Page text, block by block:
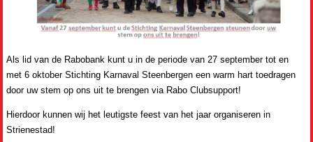
Als lid van de Rabobank kunt u in de periode van 27 september tot en
met 6 oktober Stichting Karnaval Steenbergen een warm hart toedragen
door uw stem op ons uit te brengen via Rabo Clubsupport!
Hierdoor kunnen wij het leutigste feest van het jaar organiseren in
Strienestad!